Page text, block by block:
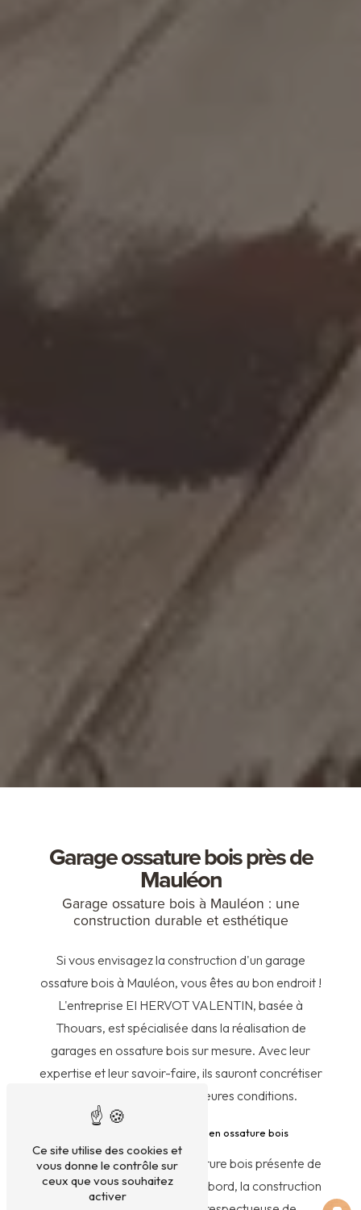
Garage ossature bois près de
Mauléon
Garage ossature bois à Mauléon : une
construction durable et esthétique
Si vous envisagez la construction d'un garage
ossature bois à Mauléon, vous êtes au bon endroit !
L'entreprise EI HERVOT VALENTIN, basée à
Thouars, est spécialisée dans la réalisation de
garages en ossature bois sur mesure. Avec leur
expertise et leur savoir-faire, ils sauront concrétiser
votre projet dans les meilleures conditions.
Les avantages d'un garage en ossature bois
Opter pour un garage en ossature bois présente de
nombreux avantages. Tout d'abord, la construction
Ce site utilise des cookies et
vous donne le contrôle sur
ceux que vous souhaitez
activer